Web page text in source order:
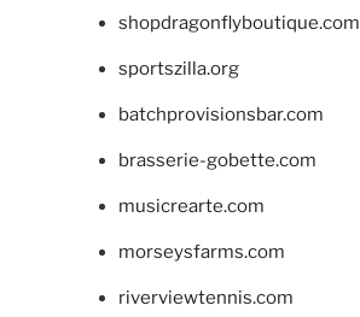
shopdragonflyboutique.com
sportszilla.org
batchprovisionsbar.com
brasserie-gobette.com
musicrearte.com
morseysfarms.com
riverviewtennis.com